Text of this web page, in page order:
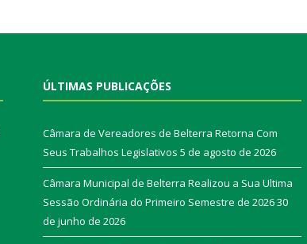
ÚLTIMAS PUBLICAÇÕES
Câmara de Vereadores de Belterra Retorna Com
Seus Trabalhos Legislativos 5 de agosto de 2026
Câmara Municipal de Belterra Realizou a Sua Ultima
Sessão Ordinária do Primeiro Semestre de 202630
de junho de 2026